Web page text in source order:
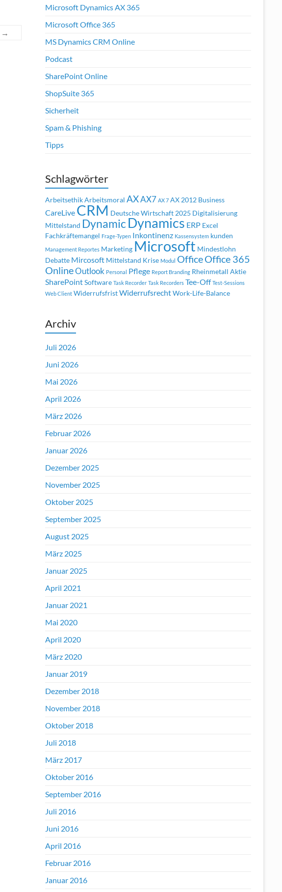
→
Microsoft Dynamics AX 365
Microsoft Office 365
MS Dynamics CRM Online
Podcast
SharePoint Online
ShopSuite 365
Sicherheit
Spam & Phishing
Tipps
Schlagwörter
ArbeitsethikArbeitsmoral AXAX7 AX 7 AX 2012 Business
CareLive CRM Deutsche Wirtschaft 2025 Digitalisierung
Mittelstand Dynamic Dynamics ERP Excel
Fachkräftemangel Frage-Typen Inkontinenz Kassensystem kunden
Management Reportes Marketing Microsoft Mindestlohn
Debatte Mircosoft Mittelstand Krise Modul OfficeOffice 365
OnlineOutlook Personal Pflege Report Branding Rheinmetall Aktie
SharePointSoftware Task Recorder Task Recorders Tee-Off Test-Sessions
Web Client WiderrufsfristWiderrufsrechtWork-Life-Balance
Archiv
Juli 2026
Juni 2026
Mai 2026
April 2026
März 2026
Februar 2026
Januar 2026
Dezember 2025
November 2025
Oktober 2025
September 2025
August 2025
März 2025
Januar 2025
April 2021
Januar 2021
Mai 2020
April 2020
März 2020
Januar 2019
Dezember 2018
November 2018
Oktober 2018
Juli 2018
März 2017
Oktober 2016
September 2016
Juli 2016
Juni 2016
April 2016
Februar 2016
Januar 2016